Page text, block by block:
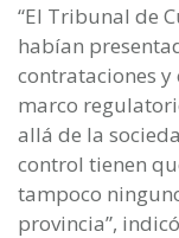
“El Tribunal de
habían
contrataciones y
marco
allá de la
control tienen
tampoco
provincia”,